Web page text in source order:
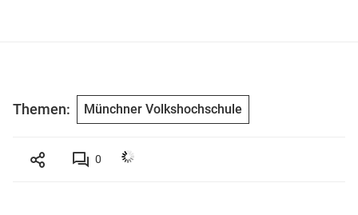
Themen: Münchner Volkshochschule
0